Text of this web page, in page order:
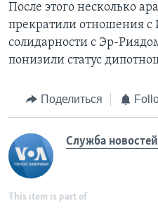
После этого несколько
прекратили отношения с
солидарности с Эр-
понизили статус
Поделиться
Служба
This item is part of